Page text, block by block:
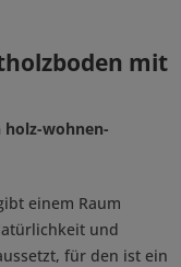
mit
wohnen-
einem Raum
und
für den ist ein